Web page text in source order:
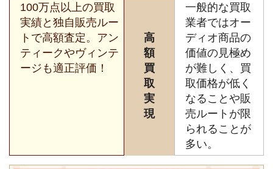
100万点以上の買取
実績と独自販売ルー
トで高額査定。アン
ティークやヴィンテ
ージも適正評価！
高
額
買
取
実
現
一般的な買取
業者ではオー
ディオ商品の
価値の見極め
が難しく、買
取価格が低く
なることや販
売ルートが限
られることが
多い。